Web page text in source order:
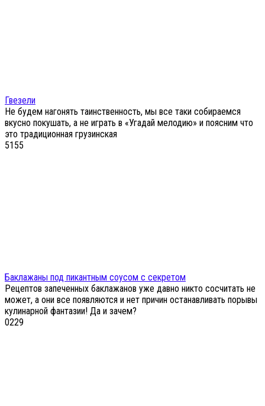
Гвезели
Не будем нагонять таинственность, мы все таки собираемся
вкусно покушать, а не играть в «Угадай мелодию» и поясним что
это традиционная грузинская
5155
Баклажаны под пикантным соусом с секретом
Рецептов запеченных баклажанов уже давно никто сосчитать не
может, а они все появляются и нет причин останавливать порывы
кулинарной фантазии! Да и зачем?
0229